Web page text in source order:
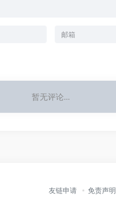
暂无评论...
友链申请 免责声明